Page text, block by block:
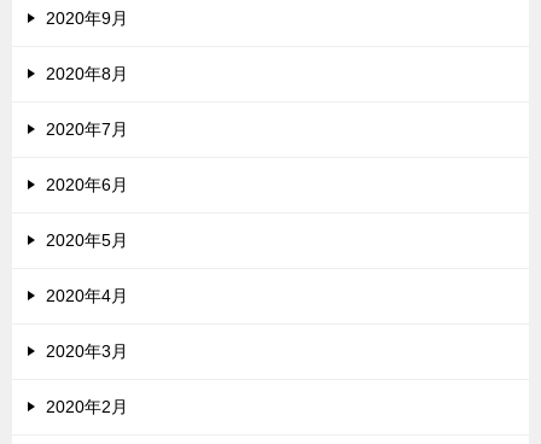
2020年9月
2020年8月
2020年7月
2020年6月
2020年5月
2020年4月
2020年3月
2020年2月